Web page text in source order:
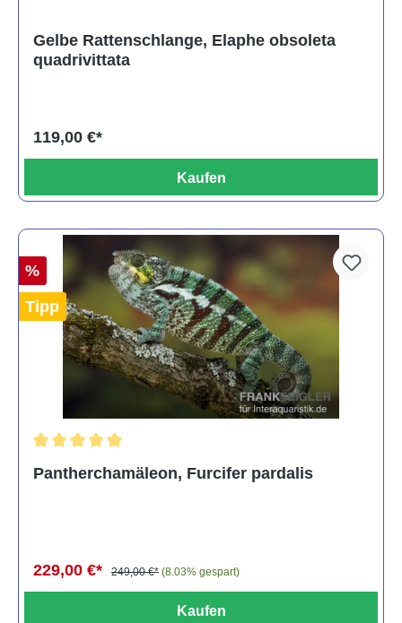
Gelbe Rattenschlange, Elaphe obsoleta
quadrivittata
119,00 €*
Kaufen
%
Tipp
Pantherchamäleon, Furcifer pardalis
229,00 €* 249,00 €* (8.03% gespart)
Kaufen